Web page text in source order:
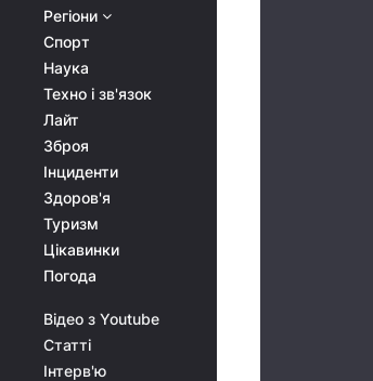
Регіони
Спорт
Наука
Техно і зв'язок
Лайт
Зброя
Інциденти
Здоров'я
Туризм
Цікавинки
Погода
Відео з Youtube
Статті
Інтерв'ю